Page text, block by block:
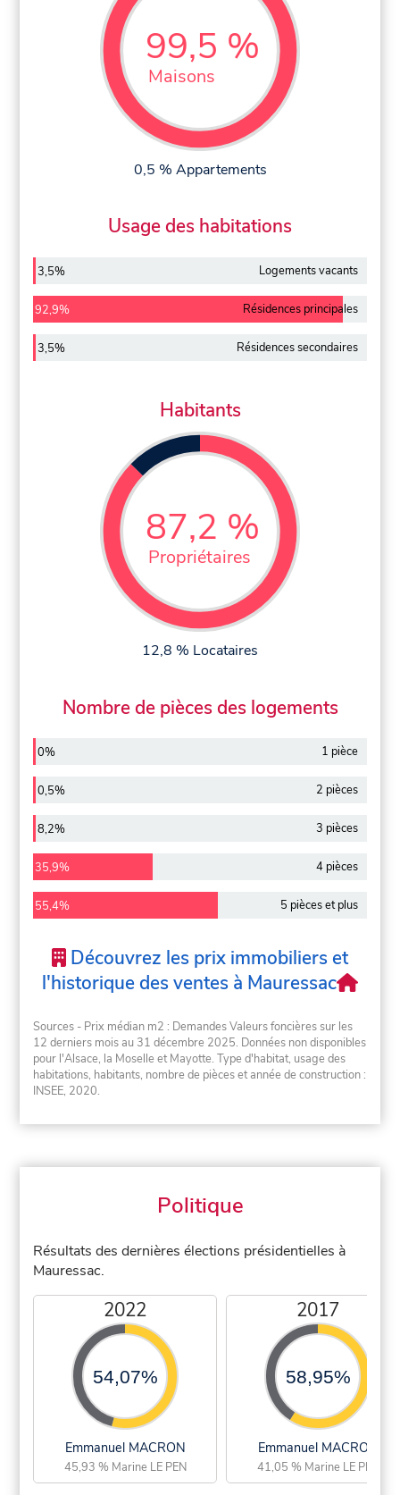
99,5 %
Maisons
0,5 % Appartements
Usage des habitations
3,5% Logements vacants
92,9% Résidences principales
3,5% Résidences secondaires
Habitants
87,2 %
Propriétaires
12,8 % Locataires
Nombre de pièces des logements
0% 1 pièce
0,5% 2 pièces
8,2% 3 pièces
35,9% 4 pièces
55,4% 5 pièces et plus
Découvrez les prix immobiliers et
l'historique des ventes à Mauressac
Sources - Prix médian m2 : Demandes Valeurs foncières sur les
12 derniers mois au 31 décembre 2025. Données non disponibles
pour l'Alsace, la Moselle et Mayotte. Type d'habitat, usage des
habitations, habitants, nombre de pièces et année de construction :
INSEE, 2020.
Politique
Résultats des dernières élections présidentielles à
Mauressac.
2022
54,07%
Emmanuel MACRON
45,93 % Marine LE PEN
2017
58,95%
Emmanuel MACRON
41,05 % Marine LE PEN